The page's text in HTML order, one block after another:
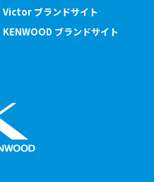
Victor ブランドサイト
KENWOOD ブランドサイト